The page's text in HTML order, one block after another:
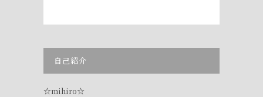
自己紹介
☆mihiro☆